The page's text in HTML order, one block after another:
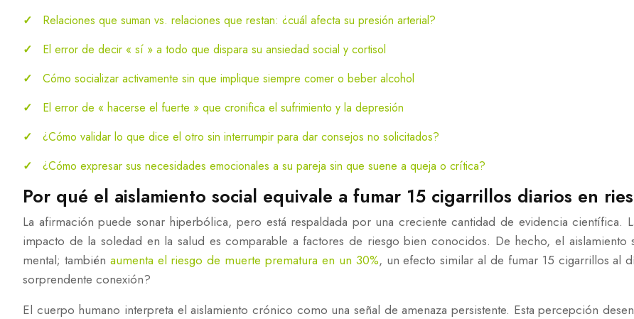
Relaciones que suman vs. relaciones que restan: ¿cuál afecta su presión arterial?
El error de decir « sí » a todo que dispara su ansiedad social y cortisol
Cómo socializar activamente sin que implique siempre comer o beber alcohol
El error de « hacerse el fuerte » que cronifica el sufrimiento y la depresión
¿Cómo validar lo que dice el otro sin interrumpir para dar consejos no solicitados?
¿Cómo expresar sus necesidades emocionales a su pareja sin que suene a queja o crítica?
Por qué el aislamiento social equivale a fumar 15 cigarrillos diarios en
La afirmación puede sonar hiperbólica, pero está respaldada por una creciente cantidad de evidencia científica.
impacto de la soledad en la salud es comparable a factores de riesgo bien conocidos. De hecho, el
mental; también aumenta el riesgo de muerte prematura en un 30%, un efecto similar al de fumar 15 cigarrillos al
sorprendente conexión?
El cuerpo humano interpreta el aislamiento crónico como una señal de amenaza persistente. Esta percepción